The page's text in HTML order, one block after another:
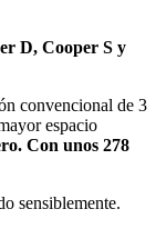
D, Cooper S y
convencional de 3
espacio
Con unos 278
sensiblemente.